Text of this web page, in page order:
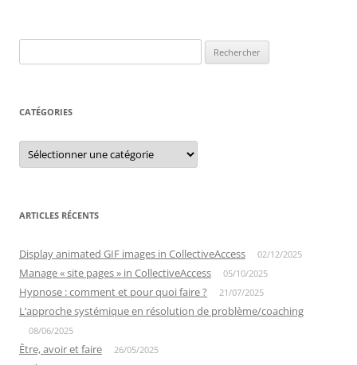
CATÉGORIES
Catégories
ARTICLES RÉCENTS
Display animated GIF images in CollectiveAccess 02/12/2025
Manage « site pages » in CollectiveAccess 05/10/2025
Hypnose : comment et pour quoi faire ? 21/07/2025
L’approche systémique en résolution de problème/coaching
08/06/2025
Être, avoir et faire 26/05/2025